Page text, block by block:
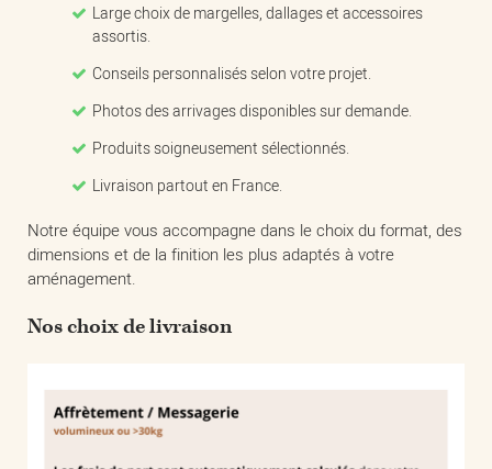
Large choix de margelles, dallages et accessoires
assortis.
Conseils personnalisés selon votre projet.
Photos des arrivages disponibles sur demande.
Produits soigneusement sélectionnés.
Livraison partout en France.
Notre équipe vous accompagne dans le choix du format, des
dimensions et de la finition les plus adaptés à votre
aménagement.
Nos choix de livraison